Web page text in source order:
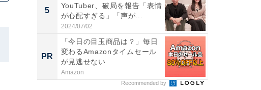
5
YouTuber、破局を報告「表情
が心配すぎる」「声が...
2024/07/02
PR
「今日の目玉商品は？」毎日
変わるAmazonタイムセール
が見逃せない
Amazon
Recommended by